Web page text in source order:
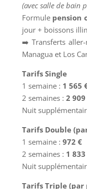
(avec salle de bain
Formule pension
jour + boissons
➡️ Transferts
Managua et Los
Tarifs Single
1 semaine : 1 565
2 semaines : 2 909
Nuit
Tarifs Double
1 semaine : 972 €
2 semaines : 1
Nuit
Tarifs Triple (par